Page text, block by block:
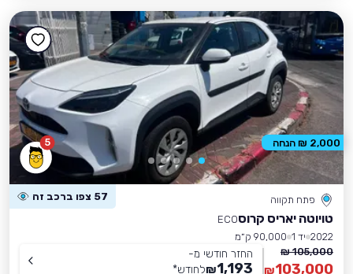
5
פתח תקווה 57 צפו ברכב זה
טויוטה יאריס קרוסECO
2022 יד 1
90,000 ק״מ
105,000 ₪
103,000
₪
החזר חודשי מ-
1,193
₪לחודש*
2,000 ₪ הנחה